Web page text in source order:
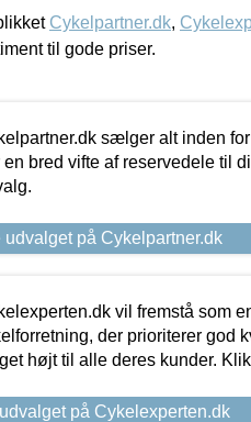
Cykelpartner.dk,
til gode priser.
sælger alt inden
en bred vifte af reservedele til
udvalget på Cykelpartner.dk
vil fremstå som
der prioriterer god
højt til alle deres kunder.
på Cykelexperten.dk